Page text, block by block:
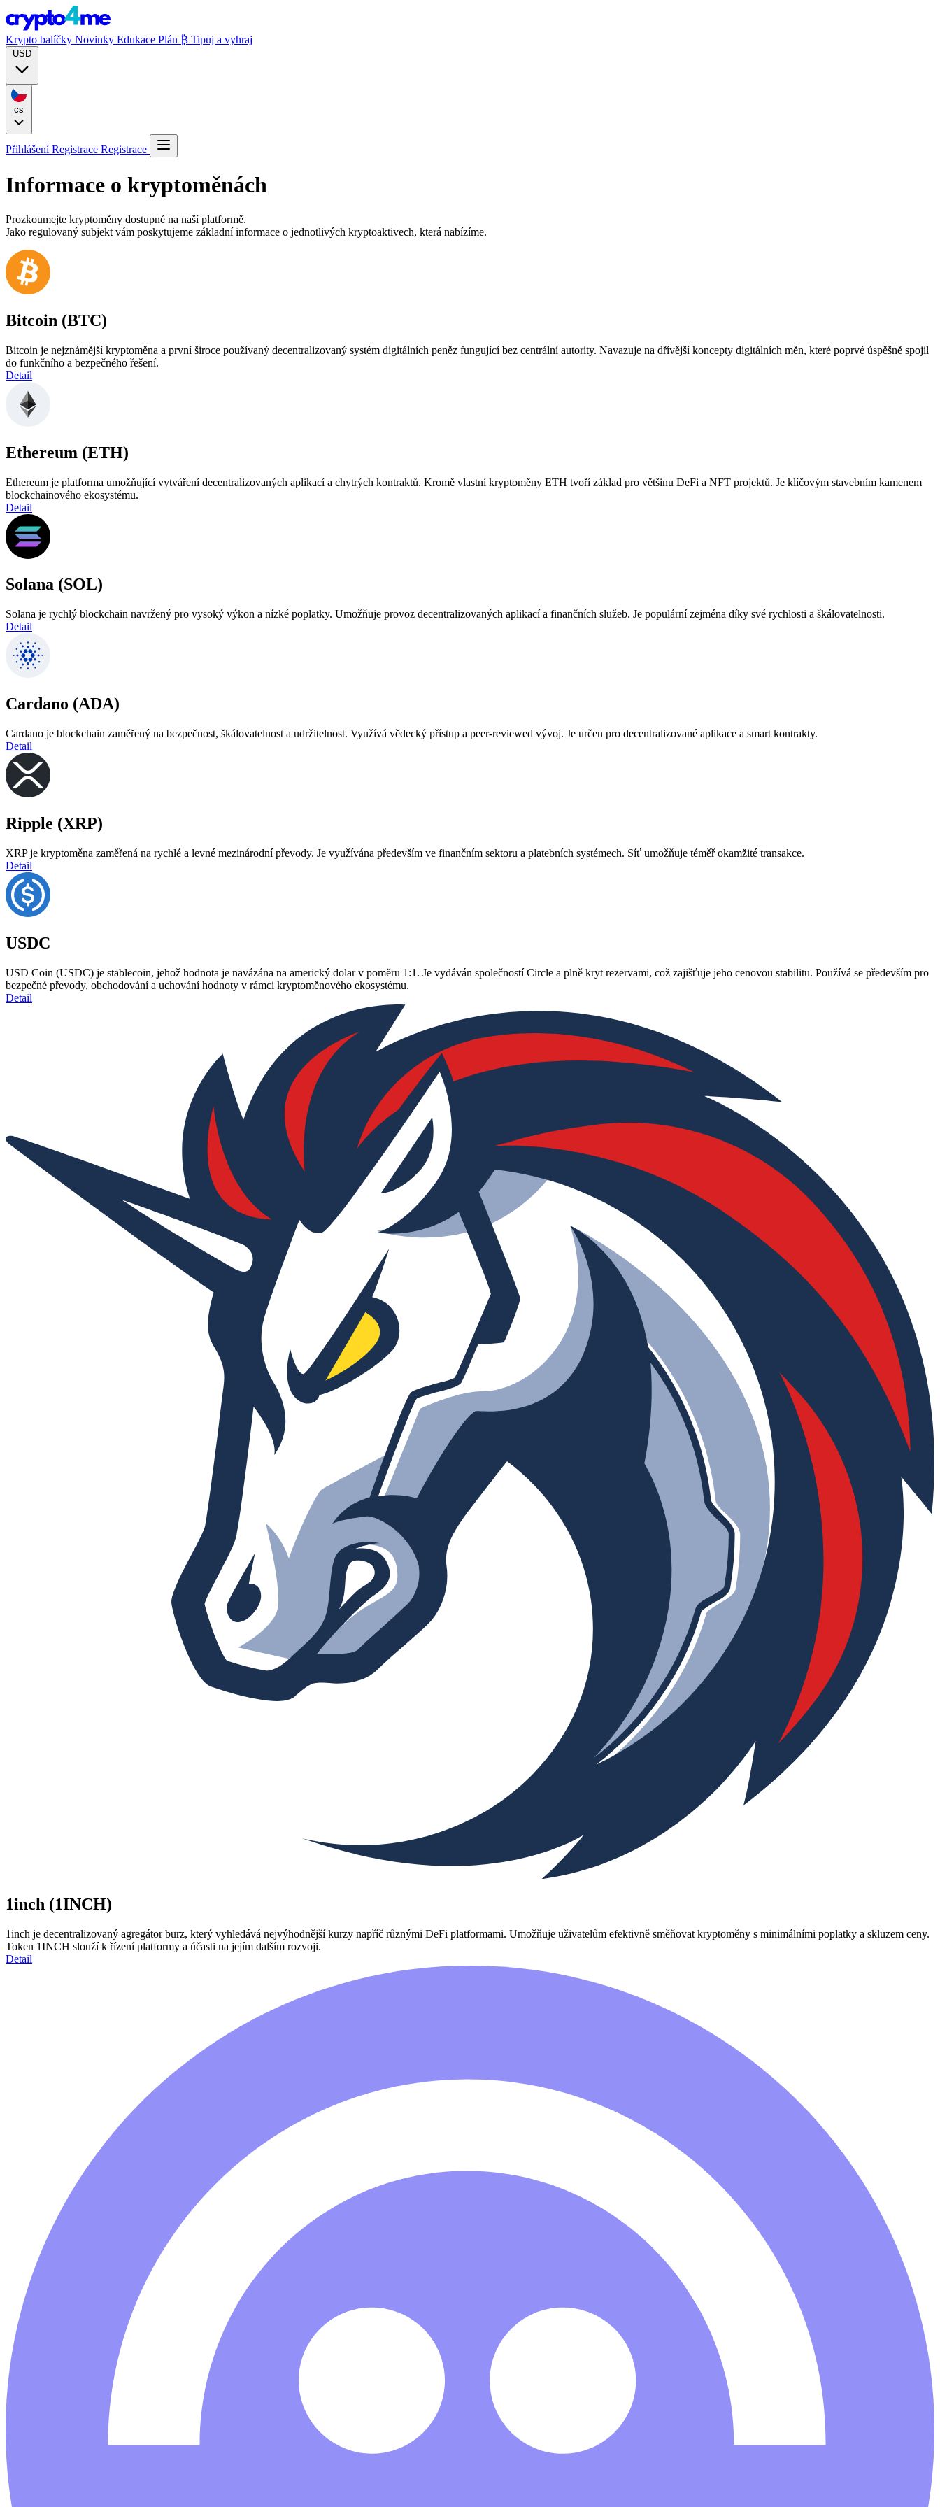
Krypto balíčky Novinky Edukace Plán ₿ Tipuj a vyhraj
PřihlášeníRegistrace Registrace
Informace o kryptoměnách
Prozkoumejte kryptoměny dostupné na naší platformě.
Jako regulovaný subjekt vám poskytujeme základní informace o jednotlivých kryptoaktivech, která nabízíme.
Bitcoin (BTC)
Bitcoin je nejznámější kryptoměna a první široce používaný decentralizovaný systém digitálních peněz fungující bez centrální autority. Navazuje na dřívější koncepty digitálních měn, které poprvé úspěšně spojil
do funkčního a bezpečného řešení.
Detail
Ethereum (ETH)
Ethereum je platforma umožňující vytváření decentralizovaných aplikací a chytrých kontraktů. Kromě vlastní kryptoměny ETH tvoří základ pro většinu DeFi a NFT projektů. Je klíčovým stavebním kamenem
blockchainového ekosystému.
Detail
Solana (SOL)
Solana je rychlý blockchain navržený pro vysoký výkon a nízké poplatky. Umožňuje provoz decentralizovaných aplikací a finančních služeb. Je populární zejména díky své rychlosti a škálovatelnosti.
Detail
Cardano (ADA)
Cardano je blockchain zaměřený na bezpečnost, škálovatelnost a udržitelnost. Využívá vědecký přístup a peer-reviewed vývoj. Je určen pro decentralizované aplikace a smart kontrakty.
Detail
Ripple (XRP)
XRP je kryptoměna zaměřená na rychlé a levné mezinárodní převody. Je využívána především ve finančním sektoru a platebních systémech. Síť umožňuje téměř okamžité transakce.
Detail
USDC
USD Coin (USDC) je stablecoin, jehož hodnota je navázána na americký dolar v poměru 1:1. Je vydáván společností Circle a plně kryt rezervami, což zajišťuje jeho cenovou stabilitu. Používá se především pro
bezpečné převody, obchodování a uchování hodnoty v rámci kryptoměnového ekosystému.
Detail
1inch (1INCH)
1inch je decentralizovaný agregátor burz, který vyhledává nejvýhodnější kurzy napříč různými DeFi platformami. Umožňuje uživatelům efektivně směňovat kryptoměny s minimálními poplatky a skluzem ceny.
Token 1INCH slouží k řízení platformy a účasti na jejím dalším rozvoji.
Detail